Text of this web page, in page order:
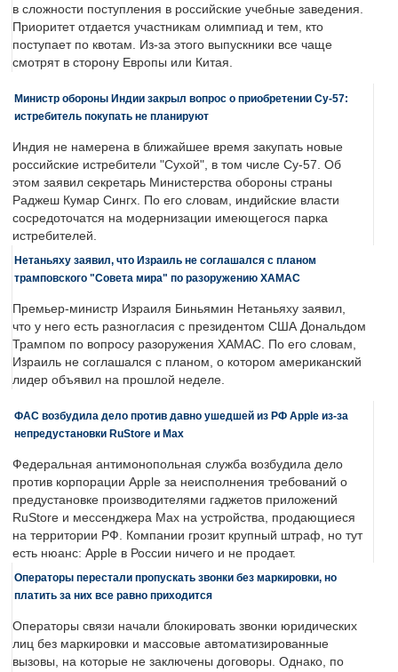
в сложности поступления в российские учебные заведения.
Приоритет отдается участникам олимпиад и тем, кто
поступает по квотам. Из-за этого выпускники все чаще
смотрят в сторону Европы или Китая.
Министр обороны Индии закрыл вопрос о приобретении Су-57:
истребитель покупать не планируют
Индия не намерена в ближайшее время закупать новые
российские истребители "Сухой", в том числе Су-57. Об
этом заявил секретарь Министерства обороны страны
Раджеш Кумар Сингх. По его словам, индийские власти
сосредоточатся на модернизации имеющегося парка
истребителей.
Нетаньяху заявил, что Израиль не соглашался с планом
трамповского "Совета мира" по разоружению ХАМАС
Премьер-министр Израиля Биньямин Нетаньяху заявил,
что у него есть разногласия с президентом США Дональдом
Трампом по вопросу разоружения ХАМАС. По его словам,
Израиль не соглашался с планом, о котором американский
лидер объявил на прошлой неделе.
ФАС возбудила дело против давно ушедшей из РФ Apple из-за
непредустановки RuStore и Max
Федеральная антимонопольная служба возбудила дело
против корпорации Apple за неисполнения требований о
предустановке производителями гаджетов приложений
RuStore и мессенджера Max на устройства, продающиеся
на территории РФ. Компании грозит крупный штраф, но тут
есть нюанс: Apple в России ничего и не продает.
Операторы перестали пропускать звонки без маркировки, но
платить за них все равно приходится
Операторы связи начали блокировать звонки юридических
лиц без маркировки и массовые автоматизированные
вызовы, на которые не заключены договоры. Однако, по